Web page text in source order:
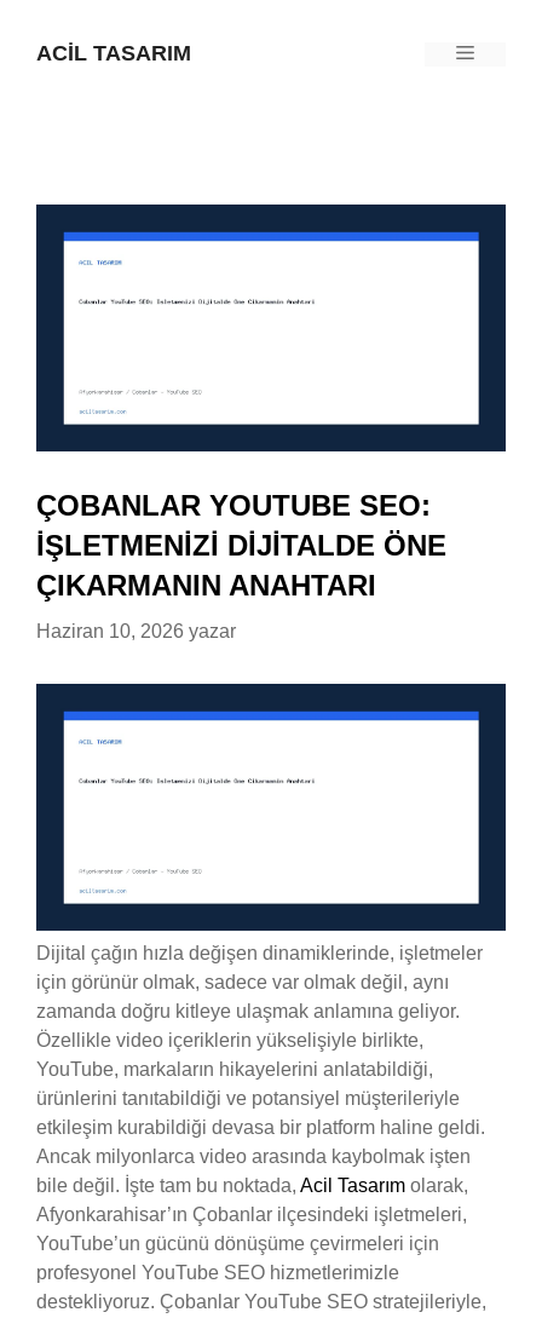
İçeriğeACIL TASARIM Menü
ÇOBANLAR YOUTUBE SEO:
İŞLETMENIZI DIJITALDE ÖNE
ÇIKARMANIN ANAHTARI
Haziran 10, 2026 yazar
Dijital çağın hızla değişen dinamiklerinde, işletmeler
için görünür olmak, sadece var olmak değil, aynı
zamanda doğru kitleye ulaşmak anlamına geliyor.
Özellikle video içeriklerin yükselişiyle birlikte,
YouTube, markaların hikayelerini anlatabildiği,
ürünlerini tanıtabildiği ve potansiyel müşterileriyle
etkileşim kurabildiği devasa bir platform haline geldi.
Ancak milyonlarca video arasında kaybolmak işten
bile değil. İşte tam bu noktada, Acil Tasarım olarak,
Afyonkarahisar’ın Çobanlar ilçesindeki işletmeleri,
YouTube’un gücünü dönüşüme çevirmeleri için
profesyonel YouTube SEO hizmetlerimizle
destekliyoruz. Çobanlar YouTube SEO stratejileriyle,